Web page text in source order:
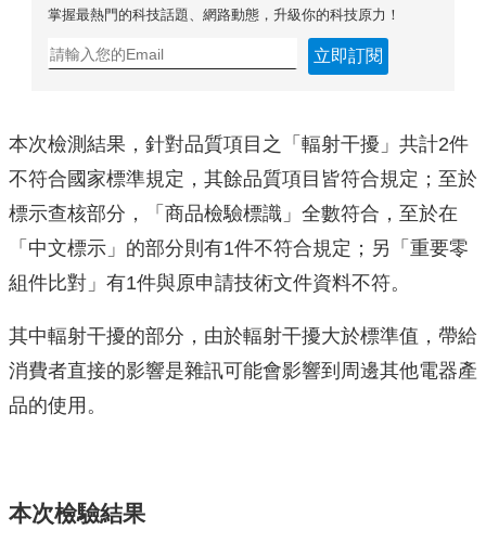
掌握最熱門的科技話題、網路動態，升級你的科技原力！
立即訂閱
本次檢測結果，針對品質項目之「輻射干擾」共計2件
不符合國家標準規定，其餘品質項目皆符合規定；至於
標示查核部分，「商品檢驗標識」全數符合，至於在
「中文標示」的部分則有1件不符合規定；另「重要零
組件比對」有1件與原申請技術文件資料不符。
其中輻射干擾的部分，由於輻射干擾大於標準值，帶給
消費者直接的影響是雜訊可能會影響到周邊其他電器產
品的使用。
本次檢驗結果